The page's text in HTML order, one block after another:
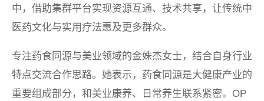
中，借助集群平台实现资源互通、技术共享，让传统中
医药文化与实用疗法惠及更多群众。
专注药食同源与美业领域的金姝杰女士，结合自身行业
特点交流合作思路。她表示，药食同源是大健康产业的
重要组成部分，和美业康养、日常养生联系紧密。OP